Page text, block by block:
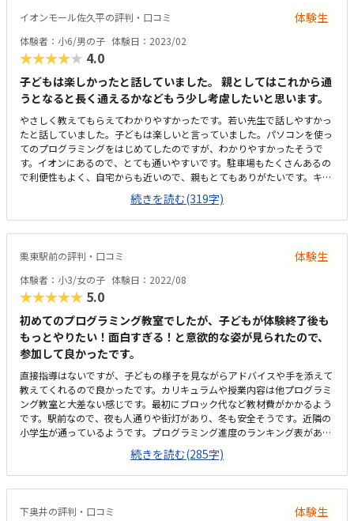
では通っていましたが、さらにコース変更しても学びたいと子供が強く思
ったみたいです。また、ロボットの作り方がブロックから工具を使って作
成する、という所も魅力的です。プログラミングもタイピング入力になる
ので、より一層深く学べそうです。駅からはとても近くて良いのですが、
現在、車椅子で移動している為、道路の歩道幅がもう少し広いと助かりま
す。徒歩なら問題ないと思います。１階で程よく広々としていて清潔で、
とても良い環境だと思いました。机の間隔も良く、入り口から教室の中ま
で「ロボット」の写真やイラストが有り、雰囲気も良かったです。車椅子
を使用していても、問題なく通える教室で助かります。ロボットのキット
の購入は少し高額ですが、何回も使う事も有るみたいですし、とても充実
した内容の授業なので良いと思います。作ったロボットは、教室だけでな
く自宅でも触れるので良いと思います。子供が教えて下さる先生が優しく
て良かったと言っていました。教材が良くても、先生や教室の雰囲気が合
わなければ通えません。体験中も先生が笑顔で時々褒めて下さるので、子
供もとても楽しかったようです。子供が現在車椅子を使用している為、私
は送迎をしたり側に居ないといけないのですが、待合室も用意して頂ける
との事で、ご配慮して頂きとても感謝しています。
イオンモール佐久平の評判・口コミ 体験生
体験者：小6/男の子 体験日：2023/02
★★★★★ 4.0
子どもは楽しかったと話していました。 親としてはこれから通
うとなると長く通えるかなどもう少し考慮したいと思います。
やさしく教えてもらえてわかりやすかったです。若い先生で話しやすかっ
たと話していました。子どもは楽しいと言っていました。パソコンを使っ
てのプログラミングをはじめてしたのですが、わかりやすかったそうで
す。イオンにあるので、とても通いやすいです。駐車場もたくさんあるの
で利便性もよく、自宅からも近いので、親もとてもありがたいです。キレ
イな教室でした。部屋の中もしずかで集中しやすい環境だと思いました。
イオンの中のどこにあるのか、分かりづらくネットのお知らせをもう少し
詳しく書いてもらえたら嬉しいです。もう少し安くなると嬉しいですが、
プログラミングは大体このくらいの設定かなと思います。場所がとにかく
続きを読む(319字)
栗東駅前の評判・口コミ 体験生
体験者：小3/女の子 体験日：2022/08
★★★★★ 5.0
初めてのプログラミング教室でしたが、子どもが体験終了後も
もっとやりたい！面白すぎる！と意欲的な姿が見られたので、
参加して良かったです。
直接指導はないですが、子どもの様子を見ながらアドバイスや手を添えて
教えてくれるので良かったです。カリキュラムや授業内容は他プログラミ
ング教室と大差ない感じです。最初にブロック代など教材費がかかるよう
です。駅前なので、夜も人通りや街灯があり、冬も安全そうです。近隣の
小学生が通っているようです。プログラミング進度のランキング表があ
り、子ども同士いい刺激になりそうです。学習塾のような雰囲気でした。
プログラミング教室なので、くもんやそろばん、運動系の習い事に比べて
割高な月謝や教材費です。親子で見学、体験中も先生からアドバイスを受
けることができたので、入会したくなりました。
続きを読む(285字)
下奥井の評判・口コミ 体験生